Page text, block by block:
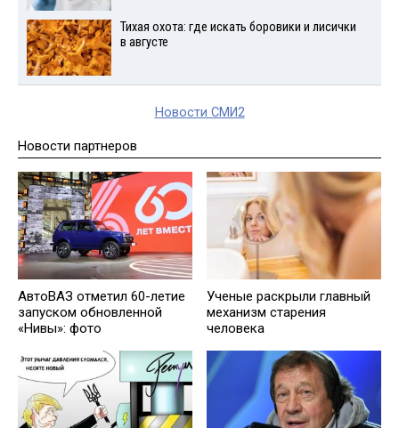
Тихая охота: где искать боровики и лисички
в августе
Новости СМИ2
Новости партнеров
АвтоВАЗ отметил 60-летие
запуском обновленной
«Нивы»: фото
Ученые раскрыли главный
механизм старения
человека